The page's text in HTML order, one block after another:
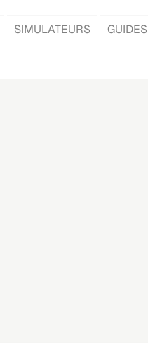
SIMULATEURS GUIDES